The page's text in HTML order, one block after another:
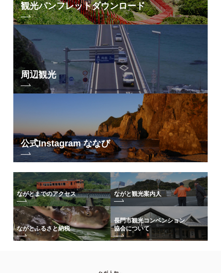
観光パンフレットダウンロード
周辺観光
公式Instagram ななび
ながとまでのアクセス ながと観光案内人
ながとふるさと納税
長門市観光コンベンション
協会について